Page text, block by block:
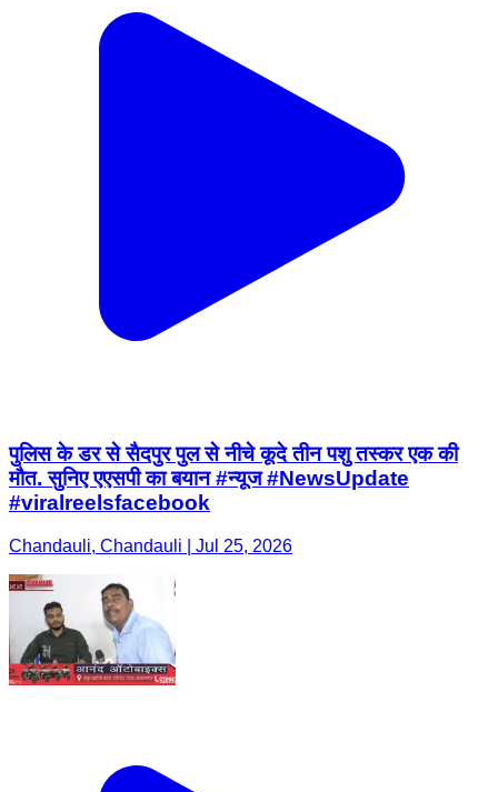
पुलिस के डर से सैदपुर पुल से नीचे कूदे तीन पशु तस्कर एक की
मौत. सुनिए एएसपी का बयान #न्यूज #NewsUpdate
#viralreelsfacebook
Chandauli, Chandauli | Jul 25, 2026